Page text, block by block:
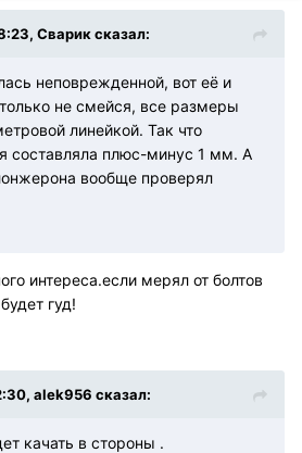
Сварик сказал:
неповрежденной, вот её и
не смейся, все размеры
линейкой. Так что
составляла плюс-минус 1 мм. А
вообще проверял
интереса.если мерял от болтов
гуд!
alek956 сказал:
качать в стороны .